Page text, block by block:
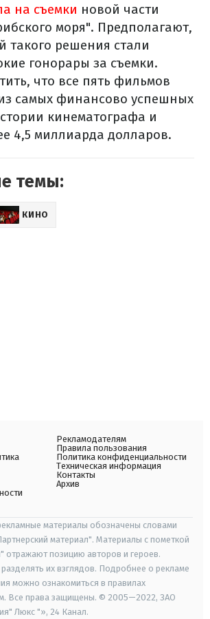
на съемки новой части
моря". Предполагают,
такого решения стали
гонорары за съемки.
что все пять фильмов
самых финансово успешных
кинематографа и
4,5 миллиарда долларов.
темы:
КИНО
Рекламодателям
Правила пользования
Политика конфиденциальности
Техническая информация
Контакты
Архив
материалы обозначены словами
материал". Материалы с пометкой
отражают позицию авторов и героев.
их взглядов. Подробнее о рекламе
можно ознакомиться в правилах
Все права защищены. © 2005—2022, ЗАО
Люкс "», 24 Канал.